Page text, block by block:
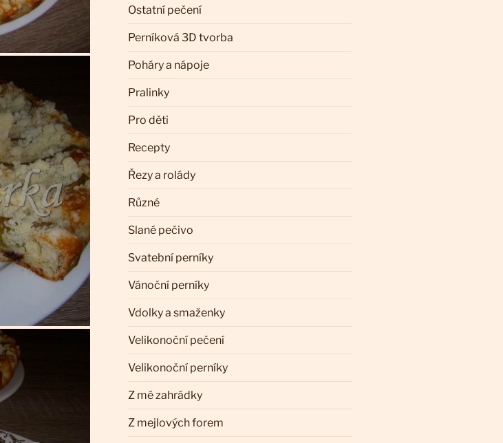
Ostatní pečení
Perníková 3D tvorba
Poháry a nápoje
Pralinky
Pro děti
Recepty
Řezy a rolády
Různé
Slané pečivo
Svatební perníky
Vánoční perníky
Vdolky a smaženky
Velikonoční pečení
Velikonoční perníky
Z mé zahrádky
Z mejlových forem